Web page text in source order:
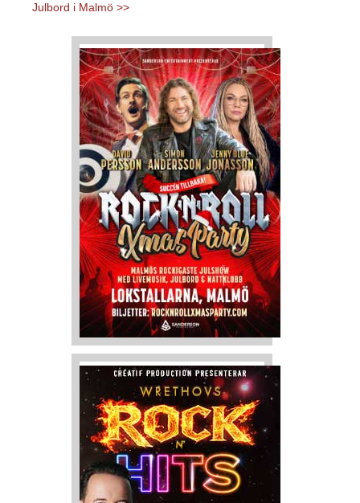
Julbord i Malmö >>